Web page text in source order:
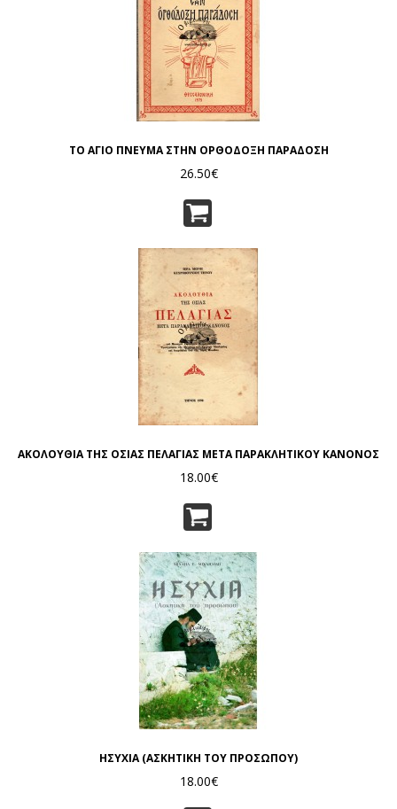
ΤΟ ΑΓΙΟ ΠΝΕΥΜΑ ΣΤΗΝ ΟΡΘΟΔΟΞΗ ΠΑΡΑΔΟΣΗ
26.50€
ΑΚΟΛΟΥΘΙΑ ΤΗΣ ΟΣΙΑΣ ΠΕΛΑΓΙΑΣ ΜΕΤΑ ΠΑΡΑΚΛΗΤΙΚΟΥ ΚΑΝΟΝΟΣ
18.00€
ΗΣΥΧΙΑ (ΑΣΚΗΤΙΚΗ ΤΟΥ ΠΡΟΣΩΠΟΥ)
18.00€